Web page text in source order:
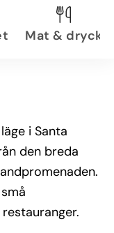
Mat & dryck
i Santa
den breda